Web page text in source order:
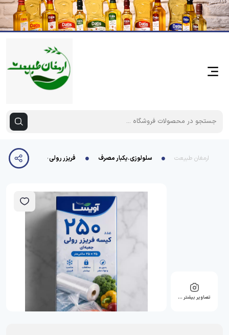
ارمغان طبیعت سلولوزی.یکبار مصرف فریزر رولی 250 برگ جعبه ای آویسا پاک
تصاویر بیشتر …